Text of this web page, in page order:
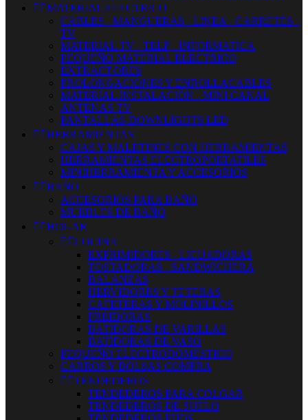
 MATERIAL ELECTRICO
CABLES - MANGUERAS - LINEA - CARRETES -
TV
MATERIAL TV - TELF - INFORMATICA
PEQUEÑO MATERIAL ELECTRICO
EXTRACTORES
PROLONGACIONES Y ENROLLACABLES
MATERIAL INSTALACIÓN - MINI CANAL
ANTENAS TV
PANTALLAS-DOWNLIGHTS LED
 HERRAMIENTAS
CAJAS Y MALETINES CON HERRAMIENTAS
HERRAMIENTAS ELECTROPORTATILES
MINIHERRAMIENTA Y ACCESORIOS
 BAÑO
ACCESORIOS PARA BAÑO
MUEBLES DE BAÑO
 HOGAR
 COCINA
EXPRIMIDORES - LICUADORAS
TOSTADORAS - SANDWICHERA
BALANZAS
HERVIDORES Y TETERAS
CAFETERAS Y MOLINILLOS
FREIDORAS
BATIDORAS DE VARILLAS
BATIDORAS DE VASO
PEQUEÑO ELECTRODOMESTICO
CARROS Y BOLSAS COMPRA
 TENDEDEROS
TENDEDEROS PARA COLGAR
TENDEDEROS DE SUELO